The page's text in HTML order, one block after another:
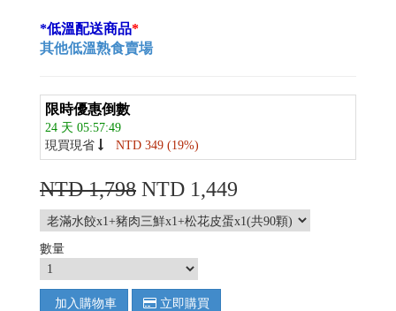
*低溫配送商品*
其他低溫熟食賣場
限時優惠倒數
24 天 05:57:49
現買現省
NTD 349 (19%)
NTD 1,798 NTD 1,449
數量
加入購物車 立即購買